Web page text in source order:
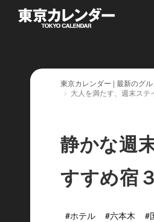
東京カレンダー | 最新のグ
大人を満たす、週末ステ
静かな週
すすめ宿
#ホテル #六本木 #